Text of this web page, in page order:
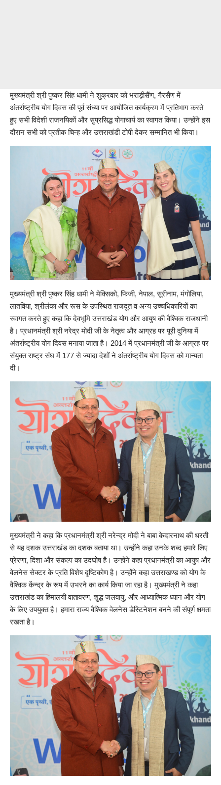
मुख्यमंत्री श्री पुष्कर सिंह धामी ने शुक्रवार को भराड़ीसैंण, गैरसैंण में
अंतर्राष्ट्रीय योग दिवस की पूर्व संध्या पर आयोजित कार्यक्रम में प्रतिभाग करते
हुए सभी विदेशी राजनयिकों और सुप्रसिद्ध योगाचार्य का स्वागत किया। उन्होंने इस
दौरान सभी को प्रतीक चिन्ह और उत्तराखंडी टोपी देकर सम्मानित भी किया।
मुख्यमंत्री श्री पुष्कर सिंह धामी ने मेक्सिको, फिजी, नेपाल, सूरीनाम, मंगोलिया,
लातविया, श्रीलंका और रूस के उपस्थित राजदूत व अन्य उच्चधिकारियों का
स्वागत करते हुए कहा कि देवभूमि उत्तराखंड योग और आयुष की वैश्विक राजधानी
है। प्रधानमंत्री श्री नरेद्र मोदी जी के नेतृत्व और आग्रह पर पूरी दुनिया में
अंतर्राष्ट्रीय योग दिवस मनाया जाता है। 2014 में प्रधानमंत्री जी के आग्रह पर
संयुक्त राष्ट्र संघ में 177 से ज्यादा देशों ने अंतर्राष्ट्रीय योग दिवस को मान्यता
दी।
मुख्यमंत्री ने कहा कि प्रधानमंत्री श्री नरेन्द्र मोदी ने बाबा केदारनाथ की धरती
से यह दशक उत्तराखंड का दशक बताया था। उन्होंने कहा उनके शब्द हमारे लिए
प्रेरणा, दिशा और संकल्प का उदघोष है। उन्होंने कहा प्रधानमंत्री का आयुष और
वेलनेस सेक्टर के प्रति विशेष दृष्टिकोण है। उन्होंने कहा उत्तराखण्ड को योग के
वैश्विक केंन्द्र के रूप में उभरने का कार्य किया जा रहा है। मुख्यमंत्री ने कहा
उत्तराखंड का हिमालयी वातावरण, शुद्ध जलवायु, और आध्यात्मिक ध्यान और योग
के लिए उपयुक्त है। हमारा राज्य वैश्विक वेलनेस डेस्टिनेशन बनने की संपूर्ण क्षमता
रखता है।